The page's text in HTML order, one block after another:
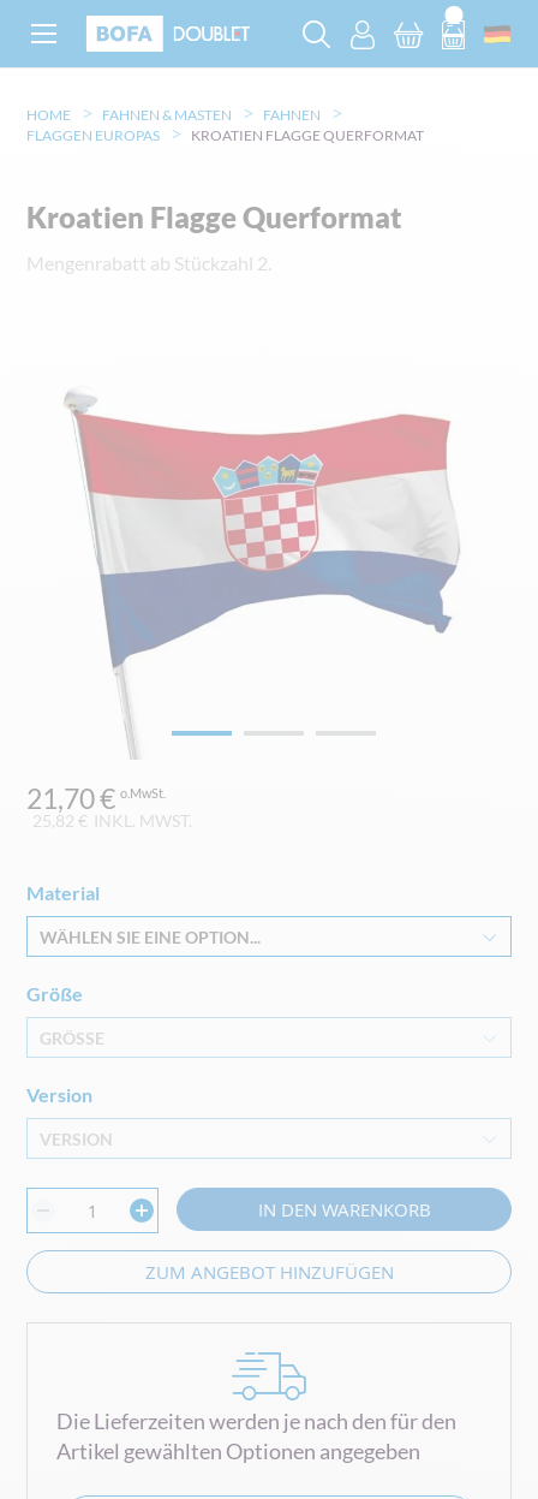
HOME FAHNEN & MASTEN
FAHNEN
FLAGGEN EUROPAS
KROATIEN FLAGGE QUERFORMAT
25,82 € INKL. MWST.
21,70 €
Material
WÄHLEN SIE EINE OPTION...
Größe
GRÖSSE
Version
VERSION
IN DEN WARENKORB
ZUM ANGEBOT HINZUFÜGEN
Die Lieferzeiten werden je nach den für den
Artikel gewählten Optionen angegeben
Kroatien Flagge Querformat
Mengenrabatt ab Stückzahl 2.
Anfang
der